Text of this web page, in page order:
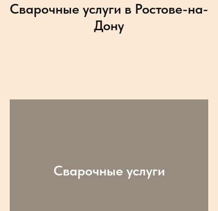
Сварочные услуги в Ростове-на-
Дону
Сварочные услуги